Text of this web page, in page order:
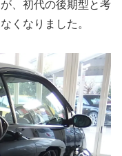
、初代の後期型と考
くなりました。